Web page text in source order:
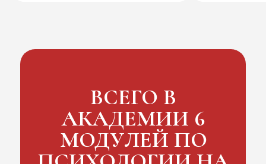
ВСЕГО В
АКАДЕМИИ 6
МОДУЛЕЙ ПО